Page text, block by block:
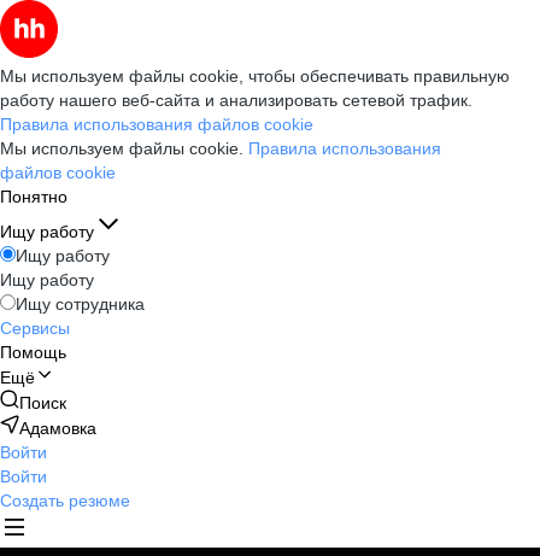
Мы используем файлы cookie, чтобы обеспечивать правильную
работу нашего веб-сайта и анализировать сетевой трафик.
Правила использования файлов cookie
Мы используем файлы cookie. Правила использования
файлов cookie
Понятно
Ищу работу
Ищу работу
Ищу работу
Ищу сотрудника
Сервисы
Помощь
Ещё
Поиск
Адамовка
Войти
Войти
Создать резюме